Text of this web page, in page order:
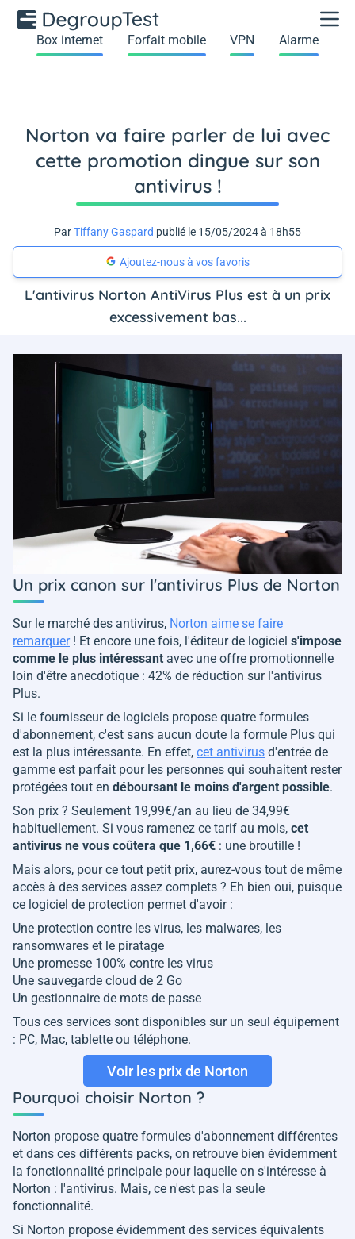
Box internet Forfait mobile VPN Alarme
Norton va faire parler de lui avec
cette promotion dingue sur son
antivirus !
ParTiffany Gaspard publié le 15/05/2024 à 18h55
Ajoutez-nous à vos favoris
L'antivirus Norton AntiVirus Plus est à un prix
excessivement bas...
Un prix canon sur l'antivirus Plus de Norton
Sur le marché des antivirus, Norton aime se faire
remarquer! Et encore une fois, l'éditeur de logiciel s'impose
comme le plus intéressant avec une offre promotionnelle
loin d'être anecdotique : 42% de réduction sur l'antivirus
Plus.
Si le fournisseur de logiciels propose quatre formules
d'abonnement, c'est sans aucun doute la formule Plus qui
est la plus intéressante. En effet, cet antivirus d'entrée de
gamme est parfait pour les personnes qui souhaitent rester
protégées tout en déboursant le moins d'argent possible.
Son prix ? Seulement 19,99€/an au lieu de 34,99€
habituellement. Si vous ramenez ce tarif au mois, cet
antivirus ne vous coûtera que 1,66€ : une broutille !
Mais alors, pour ce tout petit prix, aurez-vous tout de même
accès à des services assez complets ? Eh bien oui, puisque
ce logiciel de protection permet d'avoir :
Une protection contre les virus, les malwares, les
ransomwares et le piratage
Une promesse 100% contre les virus
Une sauvegarde cloud de 2 Go
Un gestionnaire de mots de passe
Tous ces services sont disponibles sur un seul équipement
: PC, Mac, tablette ou téléphone.
Voir les prix de Norton
Pourquoi choisir Norton ?
Norton propose quatre formules d'abonnement différentes
et dans ces différents packs, on retrouve bien évidemment
la fonctionnalité principale pour laquelle on s'intéresse à
Norton : l'antivirus. Mais, ce n'est pas la seule
fonctionnalité.
Si Norton propose évidemment des services équivalents